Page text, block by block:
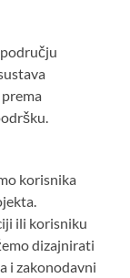
korisnika
ili korisniku
dizajnirati
i zakonodavni